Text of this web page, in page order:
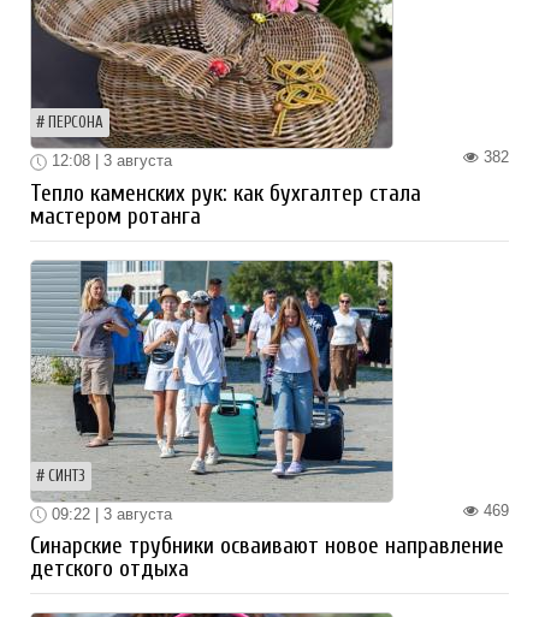
ПЕРСОНА
382
12:08 | 3 августа
Тепло каменских рук: как бухгалтер стала
мастером ротанга
СИНТЗ
469
09:22 | 3 августа
Синарские трубники осваивают новое направление
детского отдыха